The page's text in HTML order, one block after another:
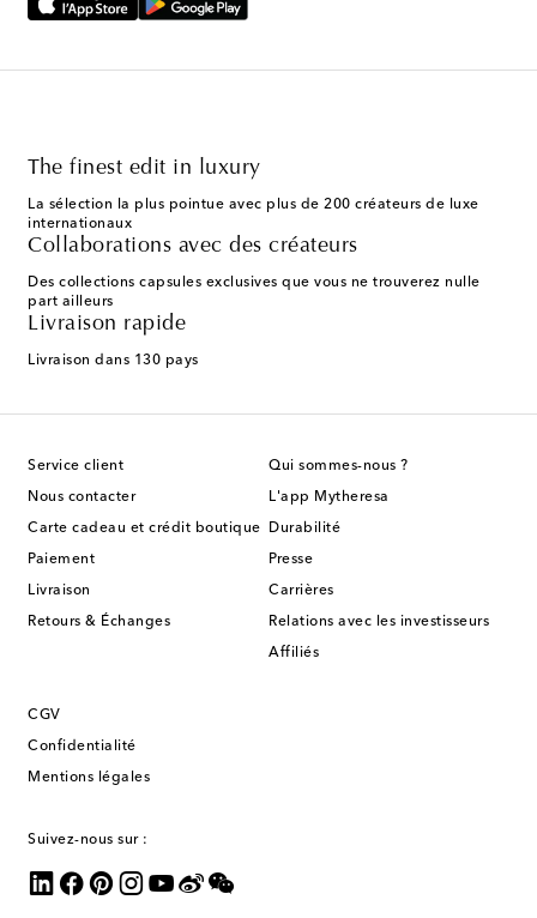
The finest edit in luxury
La sélection la plus pointue avec plus de 200 créateurs de luxe
internationaux
Collaborations avec des créateurs
Des collections capsules exclusives que vous ne trouverez nulle
part ailleurs
Livraison rapide
Livraison dans 130 pays
Service client
Nous contacter
Carte cadeau et crédit boutique
Paiement
Livraison
Retours & Échanges
Qui sommes-nous ?
L'app Mytheresa
Durabilité
Presse
Carrières
Relations avec les investisseurs
Affiliés
CGV
Confidentialité
Mentions légales
Suivez-nous sur :